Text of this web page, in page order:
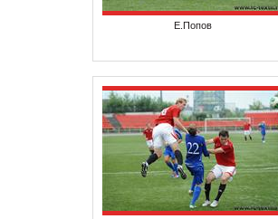
Е.Попов